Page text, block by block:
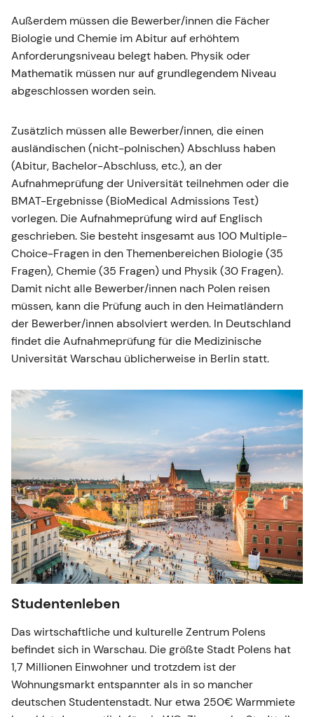
Außerdem müssen die Bewerber/innen die Fächer
Biologie und Chemie im Abitur auf erhöhtem
Anforderungsniveau belegt haben. Physik oder
Mathematik müssen nur auf grundlegendem Niveau
abgeschlossen worden sein.
Zusätzlich müssen alle Bewerber/innen, die einen
ausländischen (nicht-polnischen) Abschluss haben
(Abitur, Bachelor-Abschluss, etc.), an der
Aufnahmeprüfung der Universität teilnehmen oder die
BMAT-Ergebnisse (BioMedical Admissions Test)
vorlegen. Die Aufnahmeprüfung wird auf Englisch
geschrieben. Sie besteht insgesamt aus 100 Multiple-
Choice-Fragen in den Themenbereichen Biologie (35
Fragen), Chemie (35 Fragen) und Physik (30 Fragen).
Damit nicht alle Bewerber/innen nach Polen reisen
müssen, kann die Prüfung auch in den Heimatländern
der Bewerber/innen absolviert werden. In Deutschland
findet die Aufnahmeprüfung für die Medizinische
Universität Warschau üblicherweise in Berlin statt.
Studentenleben
Das wirtschaftliche und kulturelle Zentrum Polens
befindet sich in Warschau. Die größte Stadt Polens hat
1,7 Millionen Einwohner und trotzdem ist der
Wohnungsmarkt entspannter als in so mancher
deutschen Studentenstadt. Nur etwa 250€ Warmmiete